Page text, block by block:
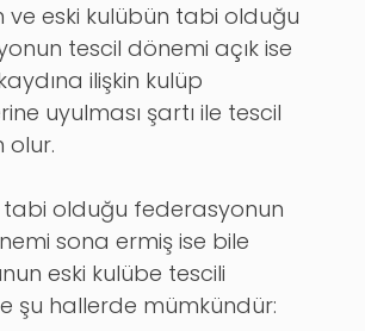
ve eski kulübün tabi olduğu
tescil dönemi açık ise
ilişkin kulüp
uyulması şartı ile tescil
olur.
tabi olduğu federasyonun
sona ermiş ise bile
eski kulübe tescili
şu hallerde mümkündür: